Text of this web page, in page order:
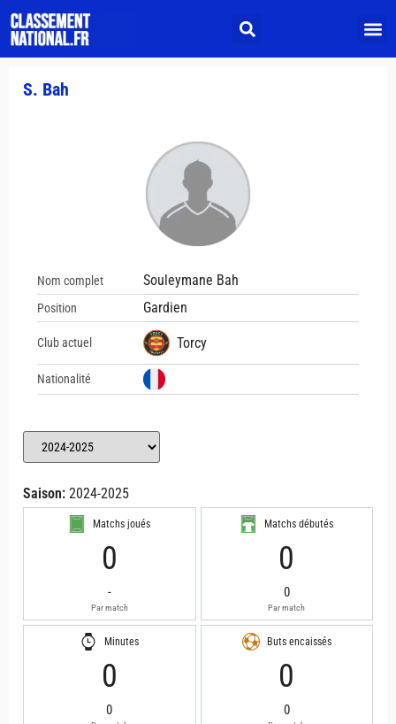
S. Bah
Nom complet Souleymane Bah
Position Gardien
Club actuel Torcy
Nationalité
Saison: 2024-2025
Matchs joués
0
-
Par match
Matchs débutés
0
0
Par match
Minutes
0
0
Buts encaissés
0
0